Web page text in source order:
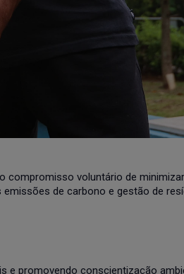
compromisso voluntário de
de carbono e gestão de
e promovendo conscientização